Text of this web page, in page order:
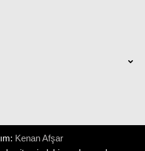
Kenan Afşar